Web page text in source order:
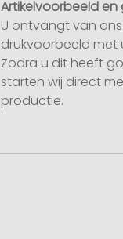
Artikelvoorbeeld
U ontvangt van
drukvoorbeeld met
Zodra u dit heeft
starten wij direct
productie.